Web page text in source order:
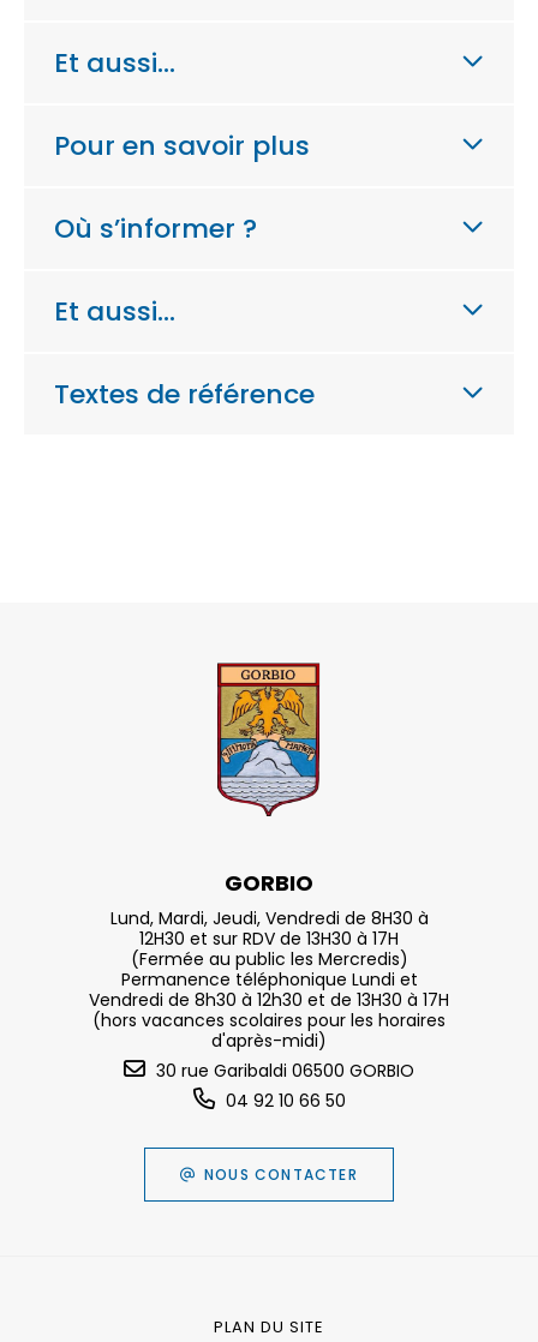
Et aussi…
Pour en savoir plus
Où s’informer ?
Et aussi…
Textes de référence
GORBIO
Lund, Mardi, Jeudi, Vendredi de 8H30 à
12H30 et sur RDV de 13H30 à 17H
(Fermée au public les Mercredis)
Permanence téléphonique Lundi et
Vendredi de 8h30 à 12h30 et de 13H30 à 17H
(hors vacances scolaires pour les horaires
d'après-midi)
30 rue Garibaldi 06500 GORBIO
04 92 10 66 50
NOUS CONTACTER
PLAN DU SITE